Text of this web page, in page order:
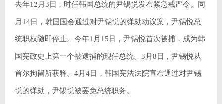
去年12月3日，时任韩国总统的尹锡悦发布紧急戒严令。同
月14日，韩国国会通过对尹锡悦的弹劾动议案，尹锡悦总
统职权随即停止。今年1月15日，尹锡悦首次被捕，成为韩
国宪政史上第一个被逮捕的现任总统。3月8日，尹锡悦从
首尔拘留所获释。4月4日，韩国宪法法院宣布通过对尹锡
悦的弹劾，尹锡悦被罢免总统职务。